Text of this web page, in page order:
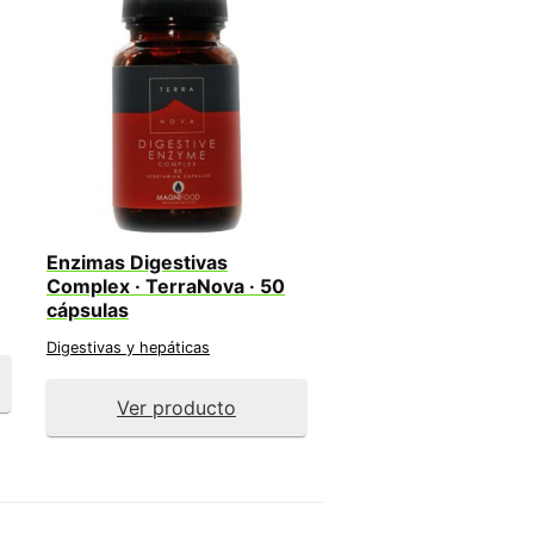
Enzimas Digestivas
Complex · TerraNova · 50
cápsulas
Digestivas y hepáticas
Ver producto